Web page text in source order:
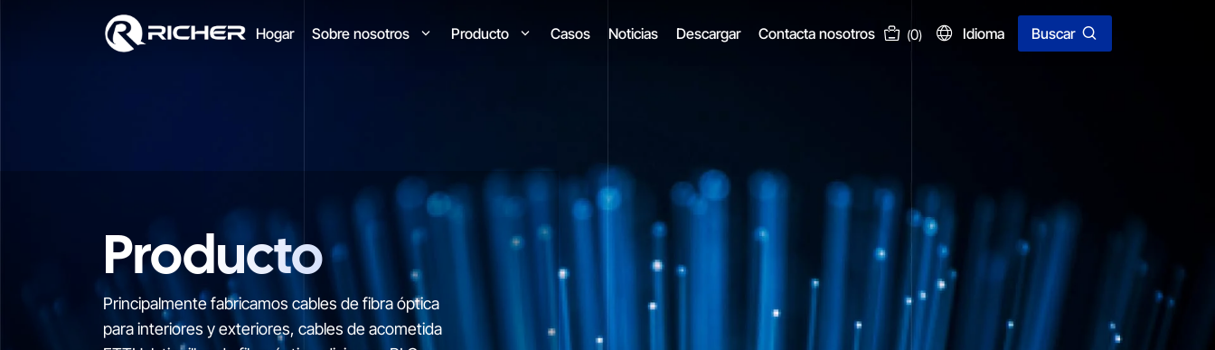
Hogar Sobre nosotros Producto Casos Noticias Descargar Contacta nosotros (0) Idioma Buscar
Optical
Producto
Principalmente fabricamos cables de fibra óptica
para interiores y exteriores, cables de acometida